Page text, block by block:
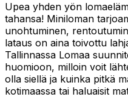
Upea yhden yön
tahansa! Miniloman
unohtuminen,
lataus on aina toivottu
Tallinnassa Lomaa
huomioon, milloin voit
olla siellä ja kuinka pitkä
kotimaassa tai haluaisit